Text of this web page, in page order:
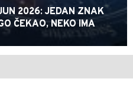
2026: JEDAN ZNAK
ČEKAO, NEKO IMA